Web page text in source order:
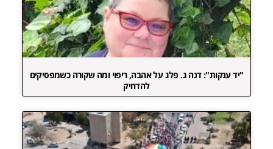
"יד ענקות": דנה ג. פלג על אהבה, ריפוי ומה שקורה כשמפסיקים
להדחיק